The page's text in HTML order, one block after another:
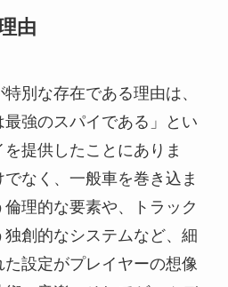
由
別な存在である理由は、
強のスパイである」とい
提供したことにありま
なく、一般車を巻き込ま
理的な要素や、トラック
創的なシステムなど、細
設定がプレイヤーの想像